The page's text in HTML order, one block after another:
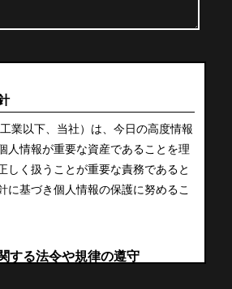
業以下、当社）は、今日の高度情報
人情報が重要な資産であることを理
しく扱うことが重要な責務であると
に基づき個人情報の保護に努めるこ
する法令や規律の遵守